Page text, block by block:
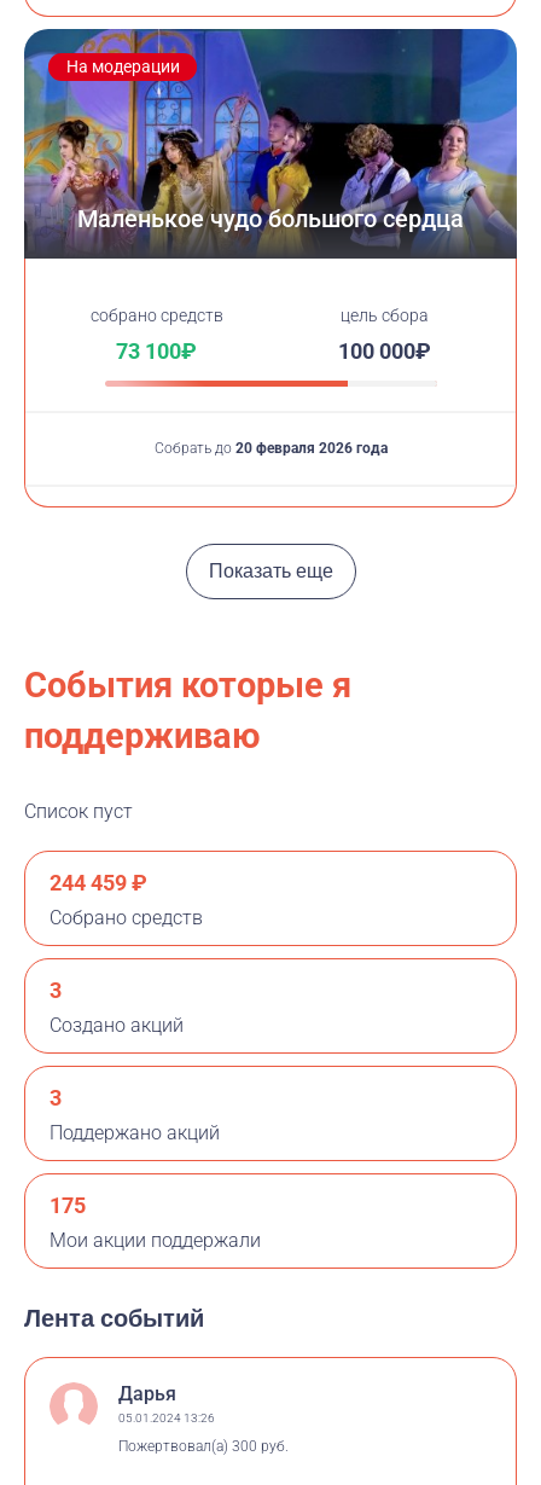
На модерации
Маленькое чудо большого сердца
cобрано средств
73 100₽
цель сбора
100 000₽
Собрать до 20 февраля 2026 года
Показать еще
События которые я
поддерживаю
Список пуст
244 459 ₽
Собрано средств
3
Создано акций
3
Поддержано акций
175
Мои акции поддержали
Лента событий
Дарья
05.01.2024 13:26
Пожертвовал(а) 300 руб.